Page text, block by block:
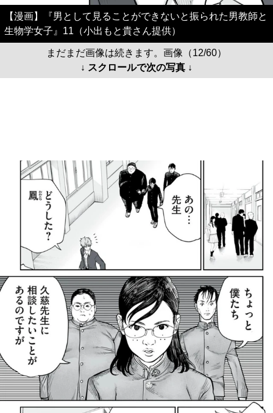
【漫画】『男として見ることができないと振られた男教師と
生物学女子』11（小出もと貴さん提供）
まだまだ画像は続きます。画像（12/60）
↓ スクロールで次の写真 ↓